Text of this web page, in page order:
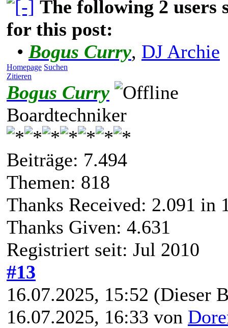
The following 2 users
for this post:
• Bogus Curry, DJ Archie
Homepage Suchen
Zitieren
Bogus Curry
Boardtechniker
Beiträge: 7.494
Themen: 818
Thanks Received: 2.091 in
Thanks Given: 4.631
Registriert seit: Jul 2010
#13
16.07.2025, 15:52 (Dieser
16.07.2025, 16:33 von